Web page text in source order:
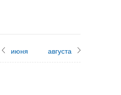
июня августа